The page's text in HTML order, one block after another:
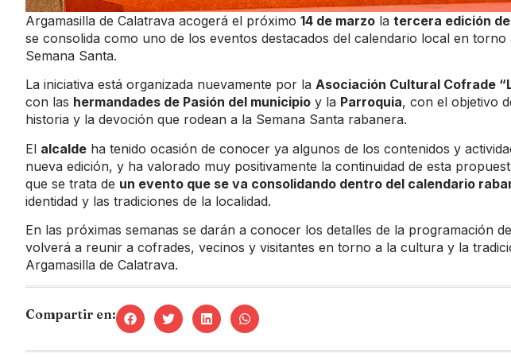
Argamasilla de Calatrava acogerá el próximo 14 de marzo la tercera edición
se consolida como uno de los eventos destacados del calendario local en
Semana Santa.
La iniciativa está organizada nuevamente por la Asociación Cultural Cofrade
con las hermandades de Pasión del municipio y la Parroquia, con el objetivo
historia y la devoción que rodean a la Semana Santa rabanera.
El alcalde ha tenido ocasión de conocer ya algunos de los contenidos y
nueva edición, y ha valorado muy positivamente la continuidad de esta
que se trata de un evento que se va consolidando dentro del calendario
identidad y las tradiciones de la localidad.
En las próximas semanas se darán a conocer los detalles de la programación
volverá a reunir a cofrades, vecinos y visitantes en torno a la cultura y la
Argamasilla de Calatrava.
Compartir en: